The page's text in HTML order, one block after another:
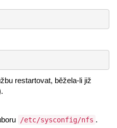
restartovat, běžela-li již
/etc/sysconfig/nfs .